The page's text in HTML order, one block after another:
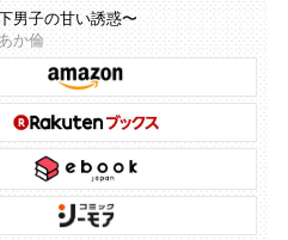
男子の甘い誘惑〜
か倫